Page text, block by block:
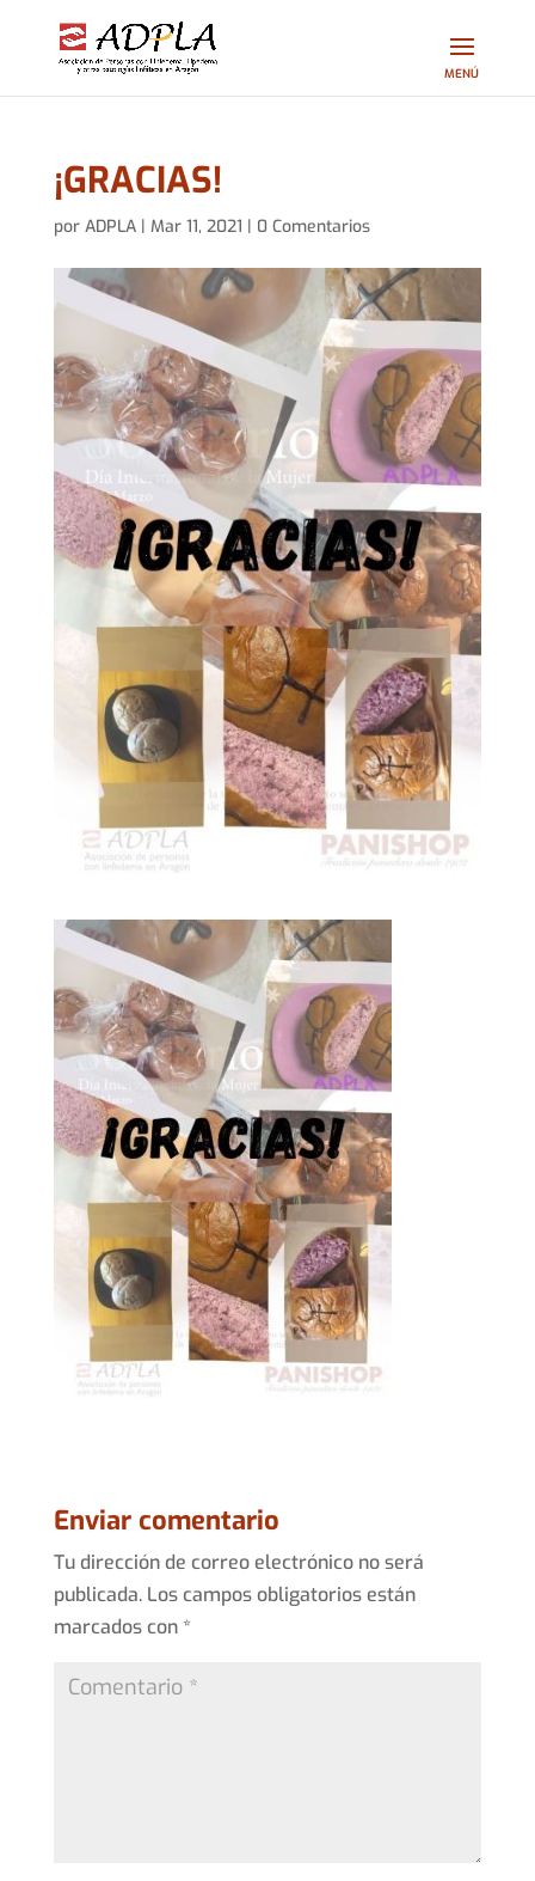
¡GRACIAS!
por ADPLA| Mar 11, 2021 | 0 Comentarios
Enviar comentario
Tu dirección de correo electrónico no será
publicada. Los campos obligatorios están
marcados con *